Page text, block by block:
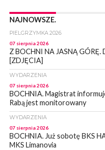
NAJNOWSZE.
PIELGRZYMKA 2026
07 sierpnia 2026
Z BOCHNI NA JASNĄ
[ZDJĘCIA]
WYDARZENIA
07 sierpnia 2026
BOCHNIA. Magistrat
Rabą jest monitorowany
WYDARZENIA
07 sierpnia 2026
BOCHNIA. Już sobotę BKS
MKS Limanovia